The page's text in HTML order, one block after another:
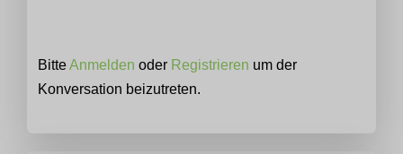
BitteAnmelden oder Registrieren um der
Konversation beizutreten.